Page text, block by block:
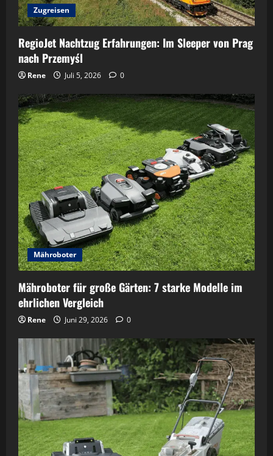
Zugreisen
RegioJet Nachtzug Erfahrungen: Im Sleeper von Prag
nach Przemyśl
Rene Juli 5, 2026 0
Mähroboter
Mähroboter für große Gärten: 7 starke Modelle im
ehrlichen Vergleich
Rene Juni 29, 2026 0